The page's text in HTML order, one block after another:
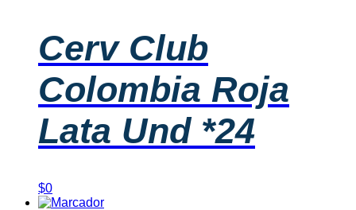
Cerv Club
Colombia Roja
Lata Und *24
$0